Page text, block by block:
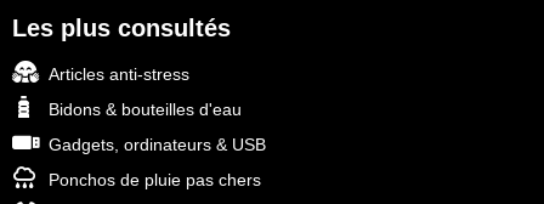
Les plus consultés
Articles anti-stress
Bidons & bouteilles d'eau
Gadgets, ordinateurs & USB
Ponchos de pluie pas chers